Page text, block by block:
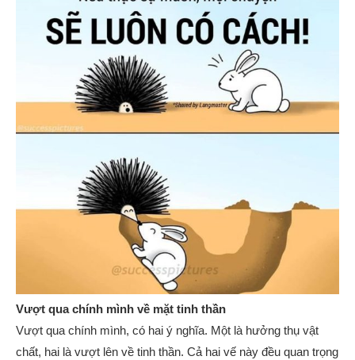
Vượt qua chính mình về mặt tinh thần
Vượt qua chính mình, có hai ý nghĩa. Một là hưởng thụ vật
chất, hai là vượt lên về tinh thần. Cả hai vế này đều quan trọng